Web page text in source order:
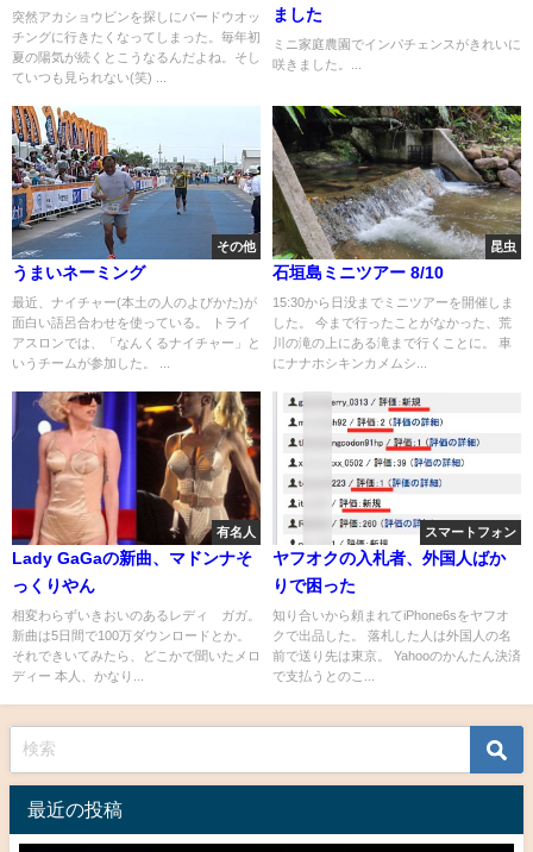
突然アカショウビンを探しにバードウオッ
チングに行きたくなってしまった。毎年初
夏の陽気が続くとこうなるんだよね。そし
ていつも見られない(笑) ...
ました
ミニ家庭農園でインパチェンスがきれいに
咲きました。...
その他
うまいネーミング
最近、ナイチャー(本土の人のよびかた)が
面白い語呂合わせを使っている。 トライ
アスロンでは、「なんくるナイチャー」と
いうチームが参加した。 ...
昆虫
石垣島ミニツアー 8/10
15:30から日没までミニツアーを開催しま
した。 今まで行ったことがなかった、荒
川の滝の上にある滝まで行くことに。 車
にナナホシキンカメムシ...
有名人
Lady GaGaの新曲、マドンナそ
っくりやん
相変わらずいきおいのあるレディ ガガ。
新曲は5日間で100万ダウンロードとか。
それできいてみたら、どこかで聞いたメロ
ディー 本人、かなり...
スマートフォン
ヤフオクの入札者、外国人ばか
りで困った
知り合いから頼まれてiPhone6sをヤフオ
クで出品した。 落札した人は外国人の名
前で送り先は東京。 Yahooのかんたん決済
で支払うとのこ...
最近の投稿